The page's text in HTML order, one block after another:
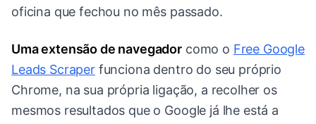
oficina que fechou no mês passado.
Uma extensão de navegador como o Free Google
Leads Scraperfunciona dentro do seu próprio
Chrome, na sua própria ligação, a recolher os
mesmos resultados que o Google já lhe está a